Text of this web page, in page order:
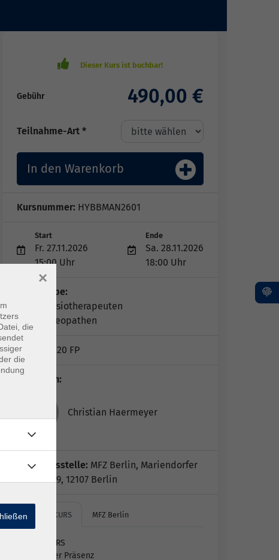
Gebühr 490,00 €
Teilnahme-Art *
In den Warenkorb
Kursnummer: HYBBMAN2601
Start
Fr. 27.11.2026
15:00 Uhr
Ende
Sa. 28.11.2026
18:00 Uhr
Zielgruppe:
Physiotherapeuten
Osteopathen
Hinweis: 20 FP
Dozent*in:
Christian Haermeyer
Geschäftsstelle: MFZ Berlin, Mariendorfer
Damm 159, 12107 Berlin
HYBRIDKURS MFZ Berlin
HYBRIDKURS
Online oder Präsenz
die
die
×